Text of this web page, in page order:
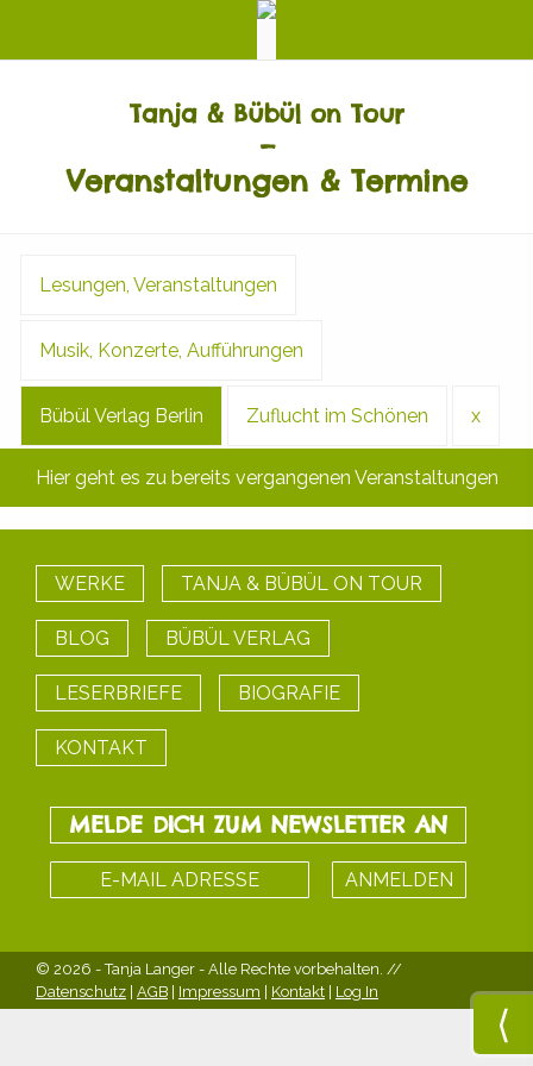
Tanja & Bübül on Tour
–
Veranstaltungen & Termine
Lesungen, Veranstaltungen
Musik, Konzerte, Aufführungen
Bübül Verlag Berlin Zuflucht im Schönen x
Hier geht es zu bereits vergangenen Veranstaltungen
WERKE TANJA & BÜBÜL ON TOUR
BLOG BÜBÜL VERLAG
LESERBRIEFE BIOGRAFIE
KONTAKT
MELDE DICH ZUM NEWSLETTER AN
© 2026 - Tanja Langer - Alle Rechte vorbehalten. //
Datenschutz AGB Impressum Kontakt Log In